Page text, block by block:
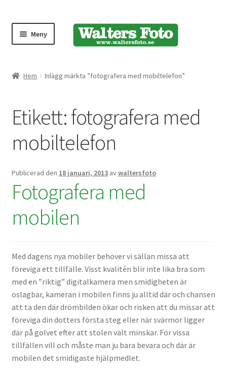
Meny
Bärremmar
Objektiv Canon
Objektiv Nikon
Objektiv övriga
Objektivlock
Hem Inlägg märkta ”fotografera med mobiltelefon”
Etikett:fotografera med
mobiltelefon
Publicerad den 18 januari, 2013 avwaltersfoto
Fotografera med
mobilen
Med dagens nya mobiler behöver vi sällan missa att
föreviga ett tillfälle. Visst kvalitén blir inte lika bra som
med en ”riktig” digitalkamera men smidigheten är
oslagbar, kameran i mobilen finns ju alltid där och chansen
att ta den där drömbilden ökar och risken att du missar att
föreviga din dotters första steg eller när svärmor ligger
där på golvet efter att stolen vält minskar. För vissa
tillfällen vill och måste man ju bara bevara och där är
mobilen det smidigaste hjälpmedlet.